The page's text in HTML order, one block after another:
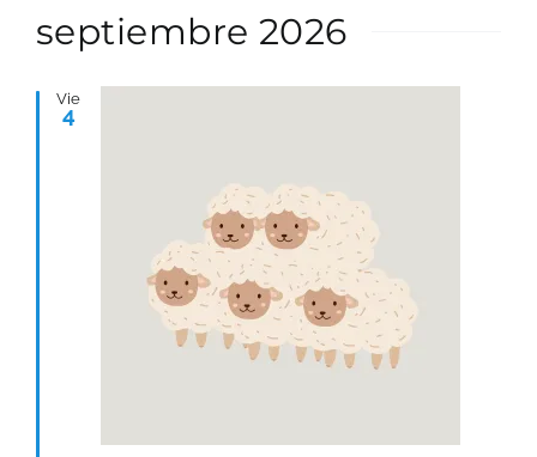
PARQUES GESTIÓN
GALERÍA
CONTACTO
la
fecha.
septiembre 2026
Vie
4